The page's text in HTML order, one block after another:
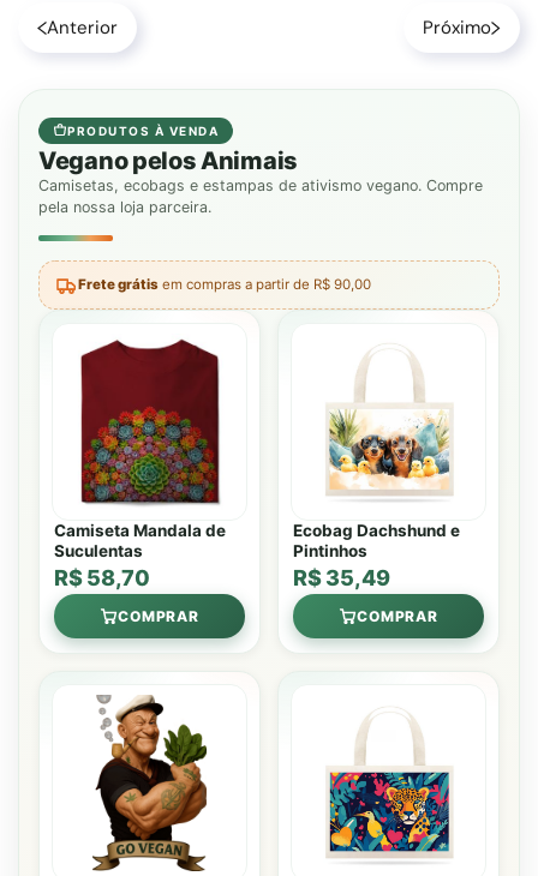
Anterior Próximo
PRODUTOS À VENDA
Vegano pelos Animais
Camisetas, ecobags e estampas de ativismo vegano. Compre
pela nossa loja parceira.
Frete grátis em compras a partir de R$ 90,00
Camiseta Mandala de
Suculentas
R$ 58,70
COMPRAR
Ecobag Dachshund e
Pintinhos
R$ 35,49
COMPRAR